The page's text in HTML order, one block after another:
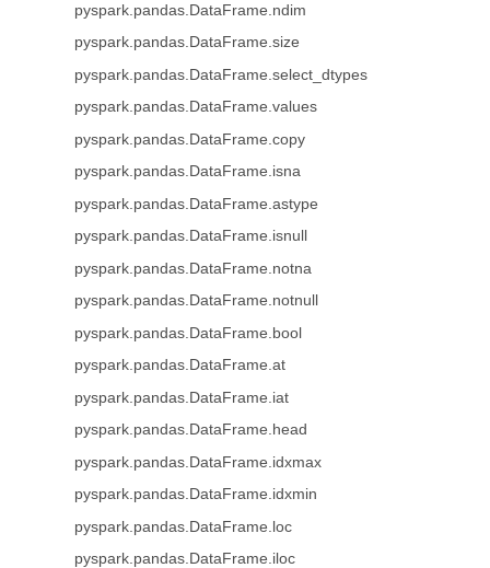
pyspark.pandas.DataFrame.ndim
pyspark.pandas.DataFrame.size
pyspark.pandas.DataFrame.select_dtypes
pyspark.pandas.DataFrame.values
pyspark.pandas.DataFrame.copy
pyspark.pandas.DataFrame.isna
pyspark.pandas.DataFrame.astype
pyspark.pandas.DataFrame.isnull
pyspark.pandas.DataFrame.notna
pyspark.pandas.DataFrame.notnull
pyspark.pandas.DataFrame.bool
pyspark.pandas.DataFrame.at
pyspark.pandas.DataFrame.iat
pyspark.pandas.DataFrame.head
pyspark.pandas.DataFrame.idxmax
pyspark.pandas.DataFrame.idxmin
pyspark.pandas.DataFrame.loc
pyspark.pandas.DataFrame.iloc